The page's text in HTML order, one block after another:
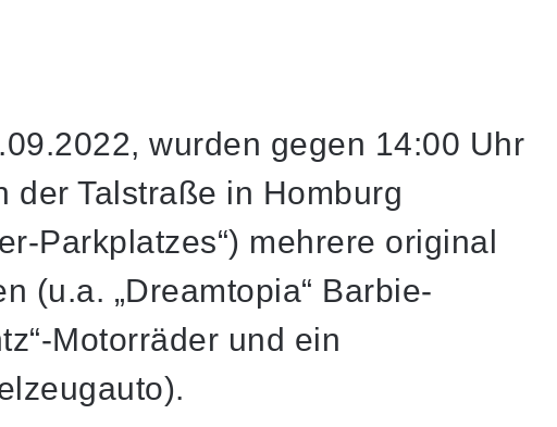
wurden gegen 14:00 Uhr
der Talstraße in Homburg
Parkplatzes“) mehrere original
(u.a. „Dreamtopia“ Barbie-
Motorräder und ein